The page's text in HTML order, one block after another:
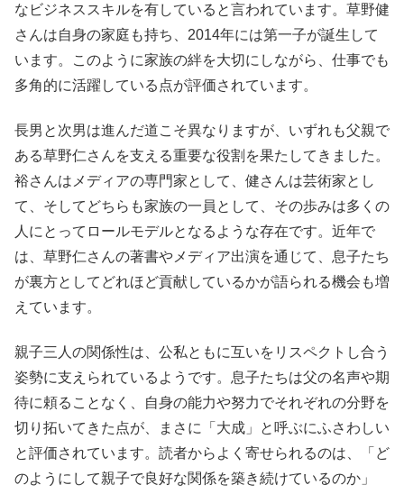
なビジネススキルを有していると言われています。草野健
さんは自身の家庭も持ち、2014年には第一子が誕生して
います。このように家族の絆を大切にしながら、仕事でも
多角的に活躍している点が評価されています。
長男と次男は進んだ道こそ異なりますが、いずれも父親で
ある草野仁さんを支える重要な役割を果たしてきました。
裕さんはメディアの専門家として、健さんは芸術家とし
て、そしてどちらも家族の一員として、その歩みは多くの
人にとってロールモデルとなるような存在です。近年で
は、草野仁さんの著書やメディア出演を通じて、息子たち
が裏方としてどれほど貢献しているかが語られる機会も増
えています。
親子三人の関係性は、公私ともに互いをリスペクトし合う
姿勢に支えられているようです。息子たちは父の名声や期
待に頼ることなく、自身の能力や努力でそれぞれの分野を
切り拓いてきた点が、まさに「大成」と呼ぶにふさわしい
と評価されています。読者からよく寄せられるのは、「ど
のようにして親子で良好な関係を築き続けているのか」